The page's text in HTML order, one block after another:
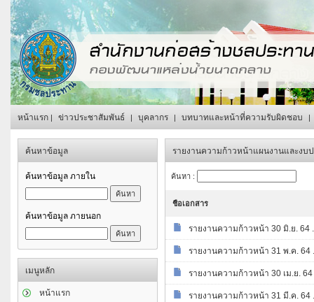
หน้าแรก | ข่าวประชาสัมพันธ์ | บุคลากร | บทบาทและหน้าที่ความรับผิดชอบ |
ค้นหาข้อมูล
ค้นหาข้อมูล ภายใน
ค้นหาข้อมูล ภายนอก
เมนูหลัก
หน้าแรก
รายงานความก้าวหน้าแผนงานและงบ
ค้นหา :
ชือเอกสาร
รายงานความก้าวหน้า 30 มิ.ย. 64
รายงานความก้าวหน้า 31 พ.ค. 64
รายงานความก้าวหน้า 30 เม.ย. 64
รายงานความก้าวหน้า 31 มี.ค. 64